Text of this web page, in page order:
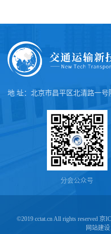
地 址：北京市昌平区北清路一号
分会公众号
©2019 cctat.cn All rights reserved 京
网站建设